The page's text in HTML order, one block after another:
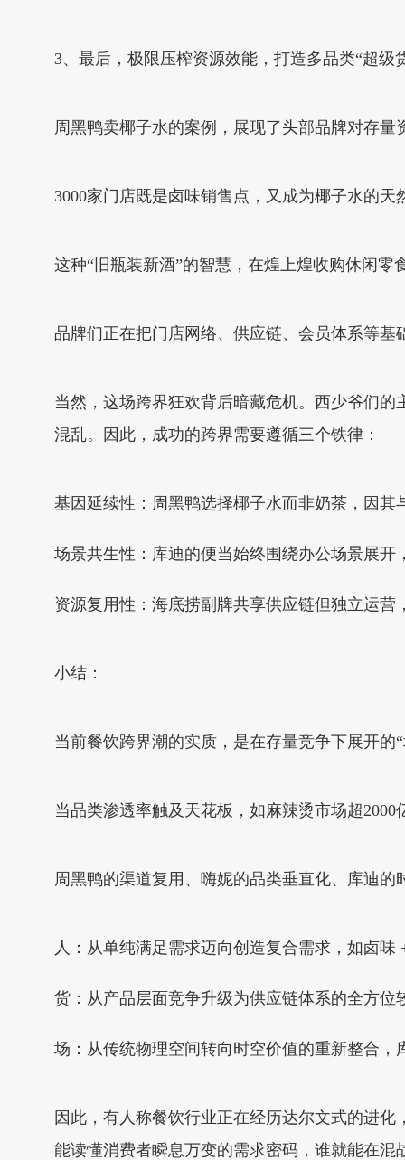
3、最后，极限压榨资源效能，打造多品类“超级
周黑鸭卖椰子水的案例，展现了头部品牌对存量
3000家门店既是卤味销售点，又成为椰子水的
这种“旧瓶装新酒”的智慧，在煌上煌收购休闲
品牌们正在把门店网络、供应链、会员体系等
当然，这场跨界狂欢背后暗藏危机。西少爷们
混乱。因此，成功的跨界需要遵循三个铁律：
基因延续性：周黑鸭选择椰子水而非奶茶，因其
场景共生性：库迪的便当始终围绕办公场景展开
资源复用性：海底捞副牌共享供应链但独立运营
小结：
当前餐饮跨界潮的实质，是在存量竞争下展开的
当品类渗透率触及天花板，如麻辣烫市场超
周黑鸭的渠道复用、嗨妮的品类垂直化、库迪
人：从单纯满足需求迈向创造复合需求，如卤味
货：从产品层面竞争升级为供应链体系的全方
场：从传统物理空间转向时空价值的重新整合
因此，有人称餐饮行业正在经历达尔文式的进
能读懂消费者瞬息万变的需求密码，谁就能在混